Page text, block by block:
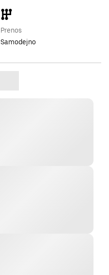
Prenos
Samodejno